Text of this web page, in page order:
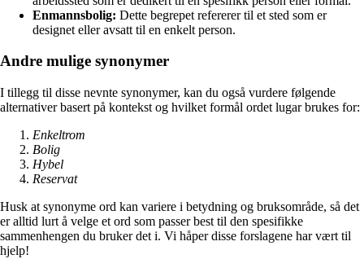
Enmannsbolig: Dette begrepet refererer til et sted som er
designet eller avsatt til en enkelt person.
Andre mulige synonymer
I tillegg til disse nevnte synonymer, kan du også vurdere følgende
alternativer basert på kontekst og hvilket formål ordet lugar brukes for:
Enkeltrom
Bolig
Hybel
Reservat
Husk at synonyme ord kan variere i betydning og bruksområde, så det
er alltid lurt å velge et ord som passer best til den spesifikke
sammenhengen du bruker det i. Vi håper disse forslagene har vært til
hjelp!